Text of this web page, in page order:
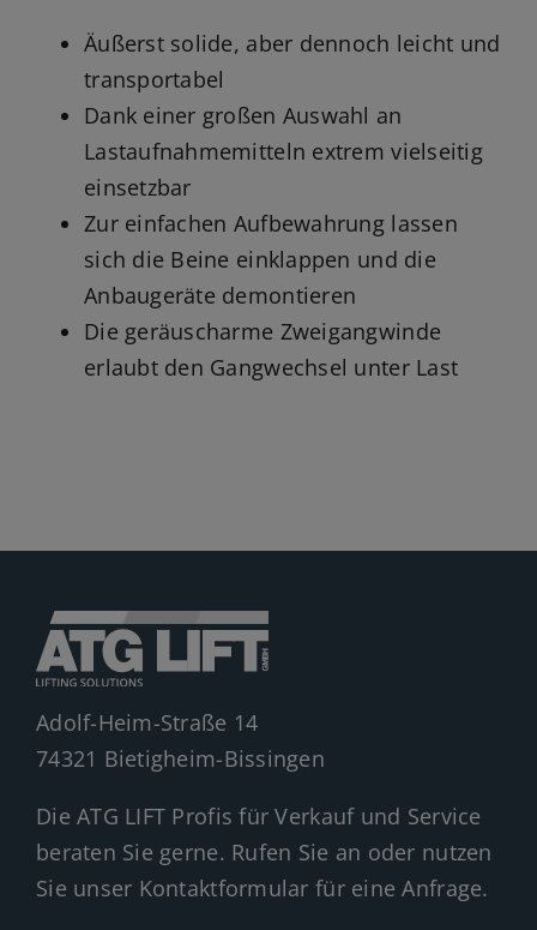
Äußerst solide, aber dennoch leicht und
transportabel
Dank einer großen Auswahl an
Lastaufnahmemitteln extrem vielseitig
einsetzbar
Zur einfachen Aufbewahrung lassen
sich die Beine einklappen und die
Anbaugeräte demontieren
Die geräuscharme Zweigangwinde
erlaubt den Gangwechsel unter Last
Adolf-Heim-Straße 14
74321 Bietigheim-Bissingen
Die ATG LIFT Profis für Verkauf und Service
beraten Sie gerne. Rufen Sie an oder nutzen
Sie unser Kontaktformular für eine Anfrage.